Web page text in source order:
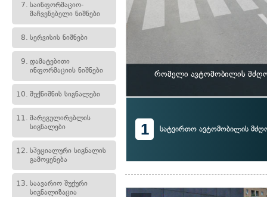
7. საინფორმაციო-
მაჩვენებელი ნიშნები
8. სერვისის ნიშნები
9. დამატებითი
ინფორმაციის ნიშნები
10. შუქნიშნის სიგნალები
11. მარეგულირებლის
სიგნალები
12. სპეციალური სიგნალის
გამოყენება
13. საავარიო შუქური
სიგნალიზაცია
რომელი ავტომობილის
1 სატვირთო ავტომობილის